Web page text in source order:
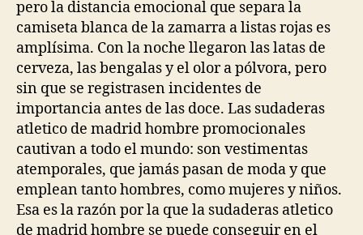
pero la distancia emocional que separa la
camiseta blanca de la zamarra a listas rojas es
amplísima. Con la noche llegaron las latas de
cerveza, las bengalas y el olor a pólvora, pero
sin que se registrasen incidentes de
importancia antes de las doce. Las sudaderas
atletico de madrid hombre promocionales
cautivan a todo el mundo: son vestimentas
atemporales, que jamás pasan de moda y que
emplean tanto hombres, como mujeres y niños.
Esa es la razón por la que la sudaderas atletico
de madrid hombre se puede conseguir en el